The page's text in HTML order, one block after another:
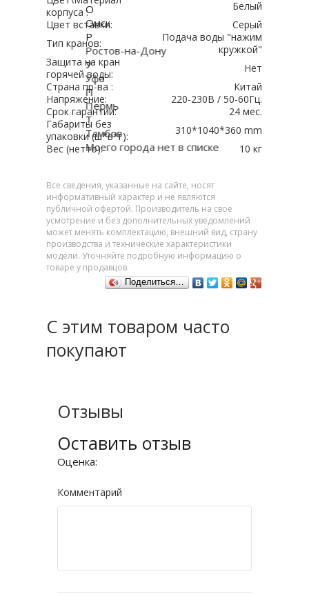
корпуса :
Белый
Цвет вставки:
Серый
Тип кранов:
Подача воды "нажим
кружкой"
Защита на кран
горячей воды:
Нет
Страна пр-ва :
Китай
Напряжение:
220-230В / 50-60Гц.
Срок гарантии:
24 мес.
Габариты без
упаковки (ш*в*г):
310*1040*360 mm
Вес (нетто):
10 кг
Все сведения, указанные на сайте, носят
информативный характер и не являются
публичной офертой. Производитель на свое
усмотрение и без дополнительных уведомлений
может менять комплектацию, внешний вид, страну
производства и технические характеристики
модели. Уточняйте подробную информацию о
товаре у продавцов.
Поделиться…
С этим товаром часто
покупают
Отзывы
Оставить отзыв
Оценка:
Комментарий
О
Омск
Р
Ростов-на-Дону
У
Уфа
П
Пермь
Т
Тамбов
Моего города нет в списке